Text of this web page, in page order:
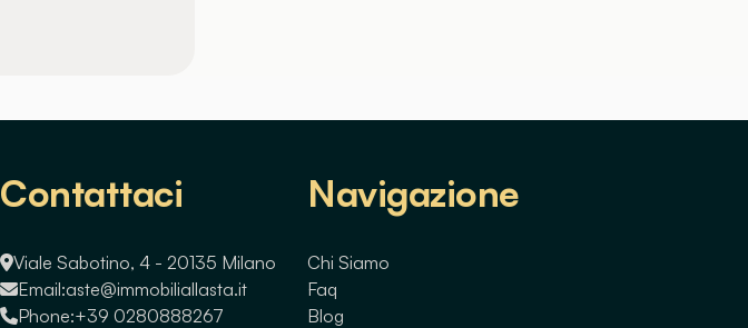
Contattaci
Viale Sabotino, 4 - 20135 Milano
Email:aste@immobiliallasta.it
Phone:+39 0280888267
Navigazione
Chi Siamo
Faq
Blog